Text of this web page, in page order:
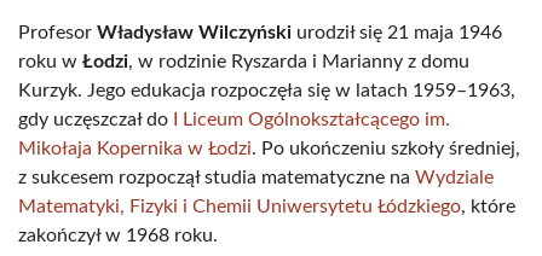
Profesor Władysław Wilczyński urodził się 21 maja 1946
roku w Łodzi, w rodzinie Ryszarda i Marianny z domu
Kurzyk. Jego edukacja rozpoczęła się w latach 1959–1963,
gdy uczęszczał do
I Liceum Ogólnokształcącego im.
Mikołaja Kopernika w Łodzi. Po ukończeniu szkoły średniej,
z sukcesem rozpoczął studia matematyczne na Wydziale
Matematyki, Fizyki i Chemii Uniwersytetu Łódzkiego, które
zakończył w 1968 roku.